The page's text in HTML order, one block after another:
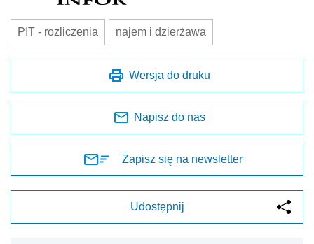
PIT - rozliczenia najem i dzierżawa
Wersja do druku
Napisz do nas
Zapisz się na newsletter
Udostępnij